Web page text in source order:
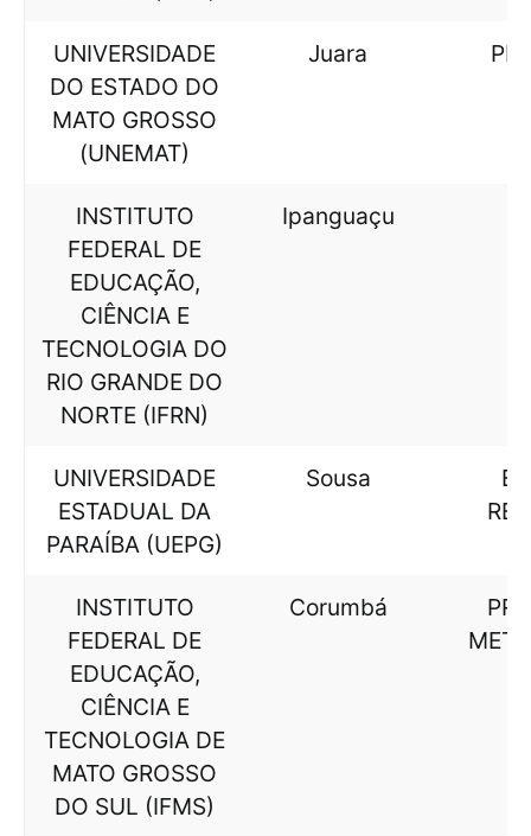
UNIVERSIDADE
DO ESTADO DO
MATO GROSSO
(UNEMAT)
Juara
INSTITUTO
FEDERAL DE
EDUCAÇÃO,
CIÊNCIA E
TECNOLOGIA DO
RIO GRANDE DO
NORTE (IFRN)
Ipanguaçu
UNIVERSIDADE
ESTADUAL DA
PARAÍBA (UEPG)
Sousa
INSTITUTO
FEDERAL DE
EDUCAÇÃO,
CIÊNCIA E
TECNOLOGIA DE
MATO GROSSO
DO SUL (IFMS)
Corumbá